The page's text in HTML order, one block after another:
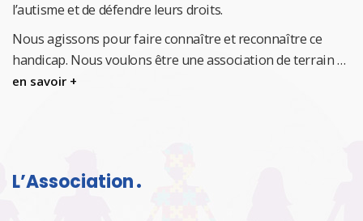
l’autisme et de défendre leurs droits.
Nous agissons pour faire connaître et reconnaître ce
handicap. Nous voulons être une association de terrain …
en savoir +
L’Association